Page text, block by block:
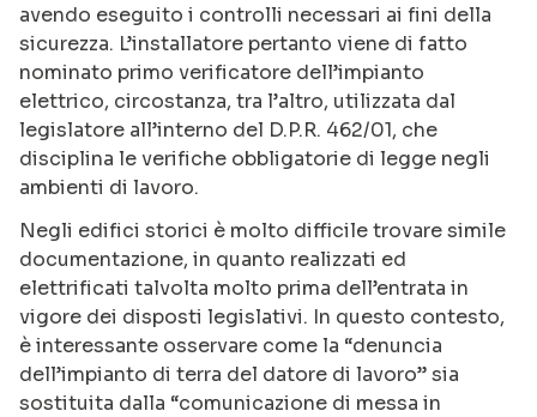
avendo eseguito i controlli necessari ai fini della
sicurezza. L’installatore pertanto viene di fatto
nominato primo verificatore dell’impianto
elettrico, circostanza, tra l’altro, utilizzata dal
legislatore all’interno del D.P.R. 462/01, che
disciplina le verifiche obbligatorie di legge negli
ambienti di lavoro.
Negli edifici storici è molto difficile trovare simile
documentazione, in quanto realizzati ed
elettrificati talvolta molto prima dell’entrata in
vigore dei disposti legislativi. In questo contesto,
è interessante osservare come la “denuncia
dell’impianto di terra del datore di lavoro” sia
sostituita dalla “comunicazione di messa in